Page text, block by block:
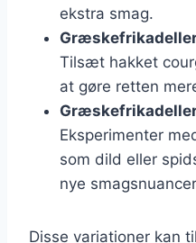
ekstra smag.
Tilsæt hakket
at gøre retten
Eksperimenter
som dild eller
nye
Disse variationer kan